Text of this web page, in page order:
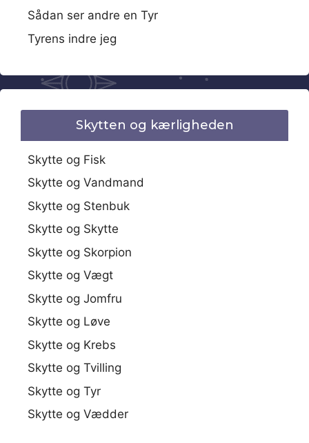
Sådan ser andre en Tyr
Tyrens indre jeg
Skytten og kærligheden
Skytte og Fisk
Skytte og Vandmand
Skytte og Stenbuk
Skytte og Skytte
Skytte og Skorpion
Skytte og Vægt
Skytte og Jomfru
Skytte og Løve
Skytte og Krebs
Skytte og Tvilling
Skytte og Tyr
Skytte og Vædder